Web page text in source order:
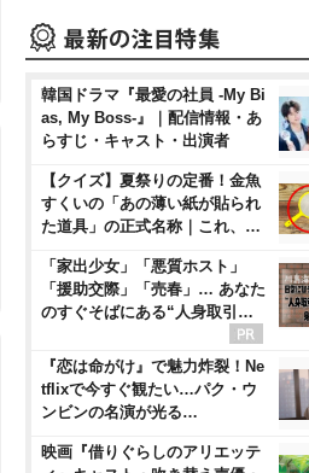
韓国ドラマ『最愛の社員 -My Bi
as, My Boss-』｜配信情報・あ
らすじ・キャスト・出演者
【クイズ】夏祭りの定番！金魚
すくいの「あの薄い紙が貼られ
た道具」の正式名称｜これ、…
「家出少女」「悪質ホスト」
「援助交際」「売春」… あなた
のすぐそばにある“人身取引…
『恋は命がけ』で魅力炸裂！Ne
tflixで今すぐ観たい…パク・ウ
ンビンの名演が光る…
映画『借りぐらしのアリエッテ